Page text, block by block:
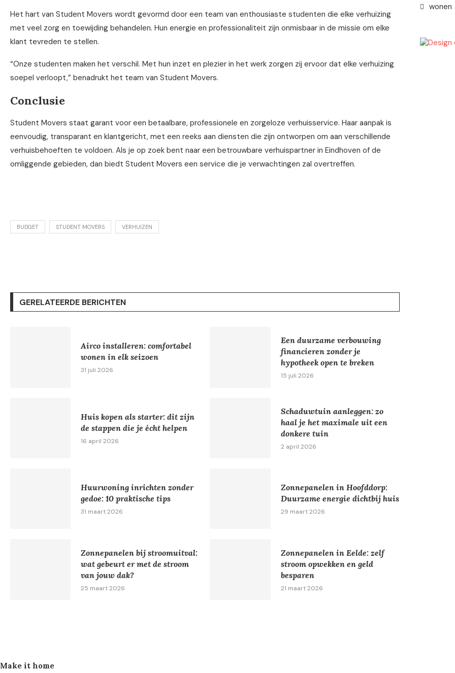
Het hart van Student Movers wordt gevormd door een team van enthousiaste studenten die elke verhuizing
met veel zorg en toewijding behandelen. Hun energie en professionaliteit zijn onmisbaar in de missie om elke
klant tevreden te stellen.
“Onze studenten maken het verschil. Met hun inzet en plezier in het werk zorgen zij ervoor dat elke verhuizing
soepel verloopt,” benadrukt het team van Student Movers.
Conclusie
Student Movers staat garant voor een betaalbare, professionele en zorgeloze verhuisservice. Haar aanpak is
eenvoudig, transparant en klantgericht, met een reeks aan diensten die zijn ontworpen om aan verschillende
verhuisbehoeften te voldoen. Als je op zoek bent naar een betrouwbare verhuispartner in Eindhoven of de
omliggende gebieden, dan biedt Student Movers een service die je verwachtingen zal overtreffen.
BUDGET STUDENT MOVERS VERHUIZEN
GERELATEERDE BERICHTEN
Airco installeren: comfortabel
wonen in elk seizoen
31 juli 2026
Een duurzame verbouwing
financieren zonder je
hypotheek open te breken
15 juli 2026
Huis kopen als starter: dit zijn
de stappen die je écht helpen
16 april 2026
Schaduwtuin aanleggen: zo
haal je het maximale uit een
donkere tuin
2 april 2026
Huurwoning inrichten zonder
gedoe: 10 praktische tips
31 maart 2026
Zonnepanelen in Hoofddorp:
Duurzame energie dichtbij huis
29 maart 2026
Zonnepanelen bij stroomuitval:
wat gebeurt er met de stroom
van jouw dak?
25 maart 2026
Zonnepanelen in Eelde: zelf
stroom opwekken en geld
besparen
21 maart 2026
wonen
Make it home